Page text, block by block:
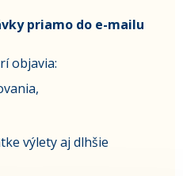
priamo do e-mailu
objavia:
výlety aj dlhšie